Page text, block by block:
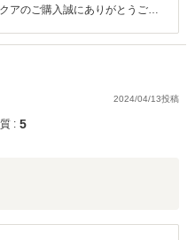
アのご購入誠にありがとうござ
ます。今後とも末永いお付き合
ト曽根 満江
2024/04/13投稿
: 5